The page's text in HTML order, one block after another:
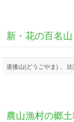
新・花の百名山
道後
農山漁村の郷